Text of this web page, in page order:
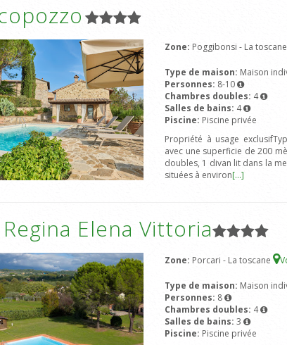
Zone: Poggibonsi - La toscane
Type de maison: Maison
Personnes: 8-10
Chambres doubles: 4
Salles de bains: 4
Piscine: Piscine privée
Propriété à usage
avec une superficie de 200
doubles, 1 divan lit dans la
situées à environ[...]
Elena Vittoria
Zone: Porcari - La toscane
Type de maison: Maison
Personnes: 8
Chambres doubles: 4
Salles de bains: 3
Piscine: Piscine privée